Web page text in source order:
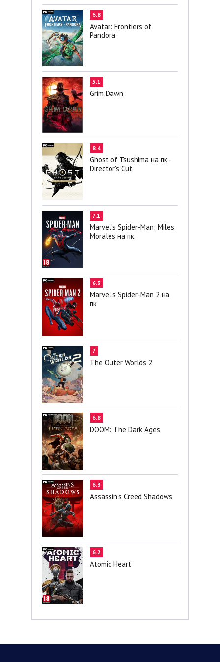
6.8
Avatar: Frontiers of
Pandora
5.1
Grim Dawn
8.4
Ghost of Tsushima на пк -
Director's Cut
7.1
Marvel’s Spider-Man: Miles
Morales на пк
6.3
Marvel’s Spider-Man 2 на
пк
7
The Outer Worlds 2
6.8
DOOM: The Dark Ages
6.3
Assassin's Creed Shadows
6.2
Atomic Heart